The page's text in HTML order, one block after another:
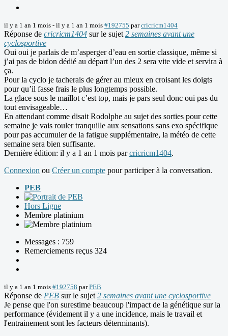
il y a 1 an 1 mois - il y a 1 an 1 mois #192755 parcricricm1404
Réponse de cricricm1404 sur le sujet 2 semaines avant une
cyclosportive
Oui oui je parlais de m’asperger d’eau en sortie classique, même si
j’ai pas de bidon dédié au départ l’un des 2 sera vite vide et servira à
ça.
Pour la cyclo je tacherais de gérer au mieux en croisant les doigts
pour qu’il fasse frais le plus longtemps possible.
La glace sous le maillot c’est top, mais je pars seul donc oui pas du
tout envisageable…
En attendant comme disait Rodolphe au sujet des sorties pour cette
semaine je vais rouler tranquille aux sensations sans exo spécifique
pour pas accumuler de la fatigue supplémentaire, la météo de cette
semaine sera bien suffisante.
Dernière édition: il y a 1 an 1 mois parcricricm1404.
Connexion ou Créer un compte pour participer à la conversation.
PEB
Hors Ligne
Membre platinium
Messages : 759
Remerciements reçus 324
il y a 1 an 1 mois #192758 parPEB
Réponse de PEB sur le sujet 2 semaines avant une cyclosportive
Je pense que l'on surestime beaucoup l'impact de la génétique sur la
performance (évidement il y a une incidence, mais le travail et
l'entrainement sont les facteurs déterminants).